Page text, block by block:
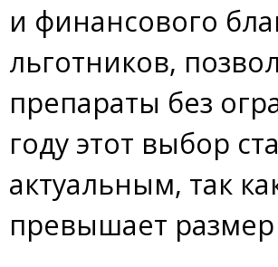
и финансового
льготников,
препараты без
году этот выбор
актуальным, так
превышает